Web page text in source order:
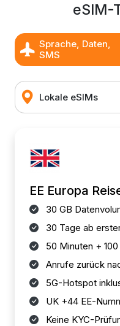
eSIM-
Sprache, Daten,
SMS
Lokale eSIMs
EE Europa
30 GB
30 Tage ab
50 Minuten +
Anrufe zurück
5G-Hotspot
UK +44 EE-
Keine KYC-